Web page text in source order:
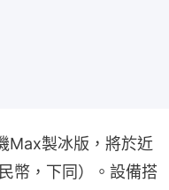
Max製冰版，將於近
幣，下同）。設備搭